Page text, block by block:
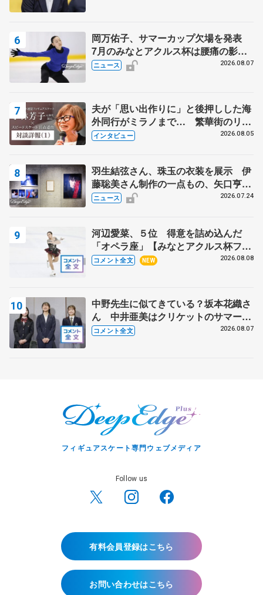
岡万佑子、サマーカップ欠場を発表
7月のみなとアクルス杯は腰痛の影響
で
ニュース 2026.08.07
夫が「思い出作りに」と後押しした海
外同行がミラノまで… 繁華街のリン
クでは不良のお兄さんも味方に 小林
インタビュー 2026.08.05
羽生結弦さん、珠玉の衣装を展示 伊
藤聡美さん制作の一点もの、矢口亨さ
んが撮影
ニュース 2026.07.24
河辺愛菜、５位 得意を詰め込んだ
「オペラ座」【みなとアクルス杯フリ
ー】
コメント全文 NEW 2026.08.08
中野先生に似てきている？坂本花織さ
ん 中井亜美はクリケットのサマーキ
ャンプに 島田麻央はたくさん試合に
コメント全文 2026.08.07
フィギュアスケート専門ウェブメディア
Follow us
有料会員登録はこちら
お問い合わせはこちら